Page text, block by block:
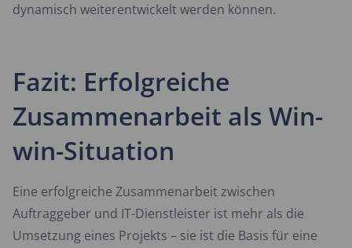
dynamisch weiterentwickelt werden können.
Fazit: Erfolgreiche
Zusammenarbeit als Win-
win-Situation
Eine erfolgreiche Zusammenarbeit zwischen
Auftraggeber und IT-Dienstleister ist mehr als die
Umsetzung eines Projekts – sie ist die Basis für eine